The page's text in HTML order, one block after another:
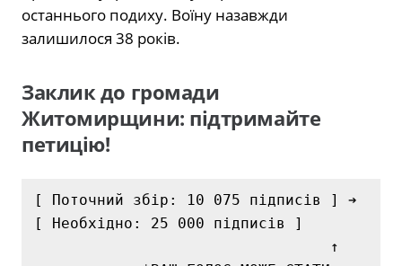
останнього подиху. Воїну назавжди
залишилося 38 років.
Заклик до громади
Житомирщини: підтримайте
петицію!
[ Поточний збір: 10 075 підписів ] ➔
[ Необхідно: 25 000 підписів ]